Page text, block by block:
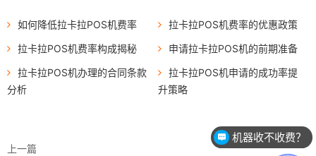
如何降低拉卡拉POS机费率
拉卡拉POS机费率的优惠政策
拉卡拉POS机费率构成揭秘
申请拉卡拉POS机的前期准备
拉卡拉POS机办理的合同条款
分析
拉卡拉POS机申请的成功率提
升策略
上一篇
机器收不收费？